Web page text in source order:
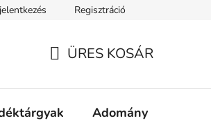
Impresszum
Regisztráció
ÜRES KOSÁR
Adomány